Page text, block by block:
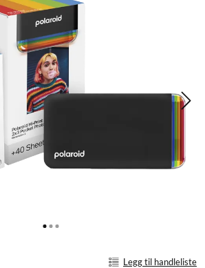
Legg til handleliste